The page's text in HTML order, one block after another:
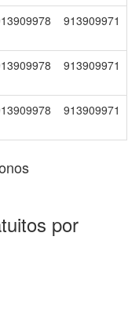
913909971
913909971
913909971
por